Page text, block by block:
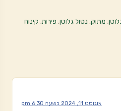
, מתוק, נטול גלוטן, פירות, קינוח
אוגוסט 11, 2024 בשעה 6:30 pm